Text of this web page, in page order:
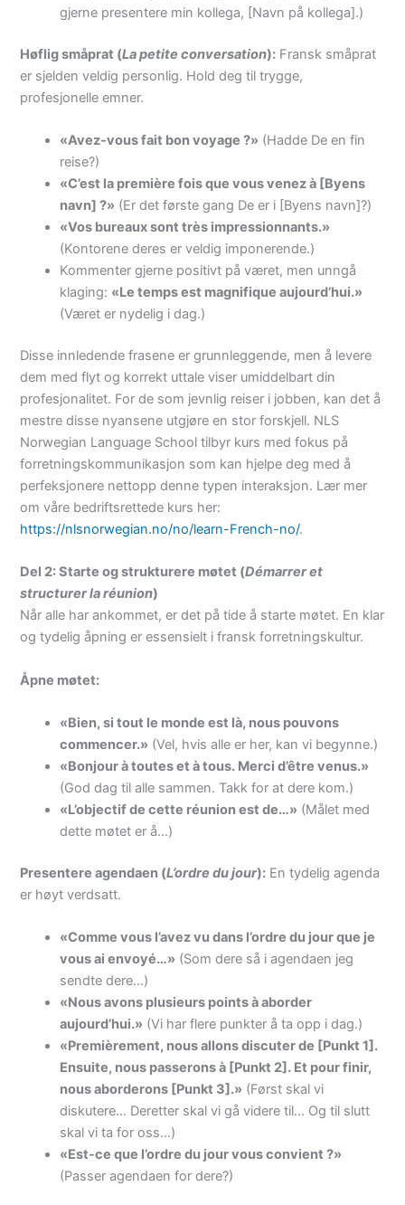
gjerne presentere min kollega, [Navn på kollega].)
Høflig småprat (La petite conversation): Fransk småprat
er sjelden veldig personlig. Hold deg til trygge,
profesjonelle emner.
«Avez-vous fait bon voyage ?» (Hadde De en fin
reise?)
«C’est la première fois que vous venez à [Byens
navn] ?» (Er det første gang De er i [Byens navn]?)
«Vos bureaux sont très impressionnants.»
(Kontorene deres er veldig imponerende.)
Kommenter gjerne positivt på været, men unngå
klaging: «Le temps est magnifique aujourd’hui.»
(Været er nydelig i dag.)
Disse innledende frasene er grunnleggende, men å levere
dem med flyt og korrekt uttale viser umiddelbart din
profesjonalitet. For de som jevnlig reiser i jobben, kan det å
mestre disse nyansene utgjøre en stor forskjell. NLS
Norwegian Language School tilbyr kurs med fokus på
forretningskommunikasjon som kan hjelpe deg med å
perfeksjonere nettopp denne typen interaksjon. Lær mer
om våre bedriftsrettede kurs her:
https://nlsnorwegian.no/no/learn-French-no/.
Del 2: Starte og strukturere møtet (Démarrer et
structurer la réunion)
Når alle har ankommet, er det på tide å starte møtet. En klar
og tydelig åpning er essensielt i fransk forretningskultur.
Åpne møtet:
«Bien, si tout le monde est là, nous pouvons
commencer.» (Vel, hvis alle er her, kan vi begynne.)
«Bonjour à toutes et à tous. Merci d’être venus.»
(God dag til alle sammen. Takk for at dere kom.)
«L’objectif de cette réunion est de…» (Målet med
dette møtet er å…)
Presentere agendaen (L’ordre du jour): En tydelig agenda
er høyt verdsatt.
«Comme vous l’avez vu dans l’ordre du jour que je
vous ai envoyé…» (Som dere så i agendaen jeg
sendte dere…)
«Nous avons plusieurs points à aborder
aujourd’hui.» (Vi har flere punkter å ta opp i dag.)
«Premièrement, nous allons discuter de [Punkt 1].
Ensuite, nous passerons à [Punkt 2]. Et pour finir,
nous aborderons [Punkt 3].» (Først skal vi
diskutere… Deretter skal vi gå videre til… Og til slutt
skal vi ta for oss…)
«Est-ce que l’ordre du jour vous convient ?»
(Passer agendaen for dere?)